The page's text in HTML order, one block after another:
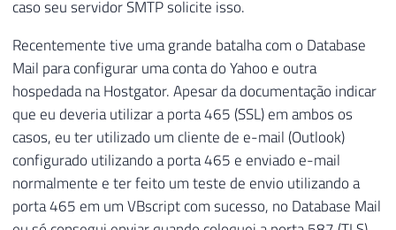
caso seu servidor SMTP solicite isso.
Recentemente tive uma grande batalha com o Database
Mail para configurar uma conta do Yahoo e outra
hospedada na Hostgator. Apesar da documentação indicar
que eu deveria utilizar a porta 465 (SSL) em ambos os
casos, eu ter utilizado um cliente de e-mail (Outlook)
configurado utilizando a porta 465 e enviado e-mail
normalmente e ter feito um teste de envio utilizando a
porta 465 em um VBscript com sucesso, no Database Mail